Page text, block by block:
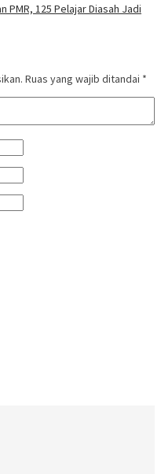
PMR, 125 Pelajar Diasah Jadi
Ruas yang wajib ditandai *